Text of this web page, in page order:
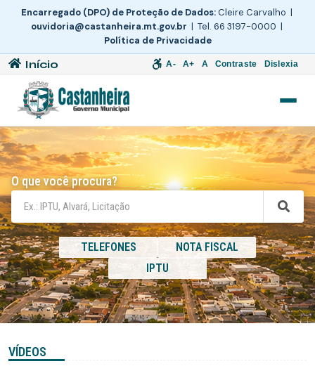
Encarregado (DPO) de Proteção de Dados:Cleire Carvalho |
ouvidoria@castanheira.mt.gov.br | Tel. 66 3197-0000 |
Política de Privacidade
Início A- A+ A Contraste Dislexia
O que você procura?
TELEFONES
NOTA FISCAL
IPTU
VÍDEOS